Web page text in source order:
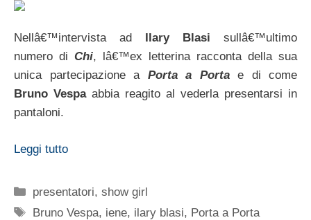
Nellâ€™intervista ad Ilary Blasi sullâ€™ultimo
numero di Chi, lâ€™ex letterina racconta della sua
unica partecipazione a Porta a Portae di come
Bruno Vespa abbia reagito al vederla presentarsi in
pantaloni.
Leggi tutto
Categorie
presentatori,show girl
Tag
Bruno Vespa, iene, ilary blasi, Porta a Porta